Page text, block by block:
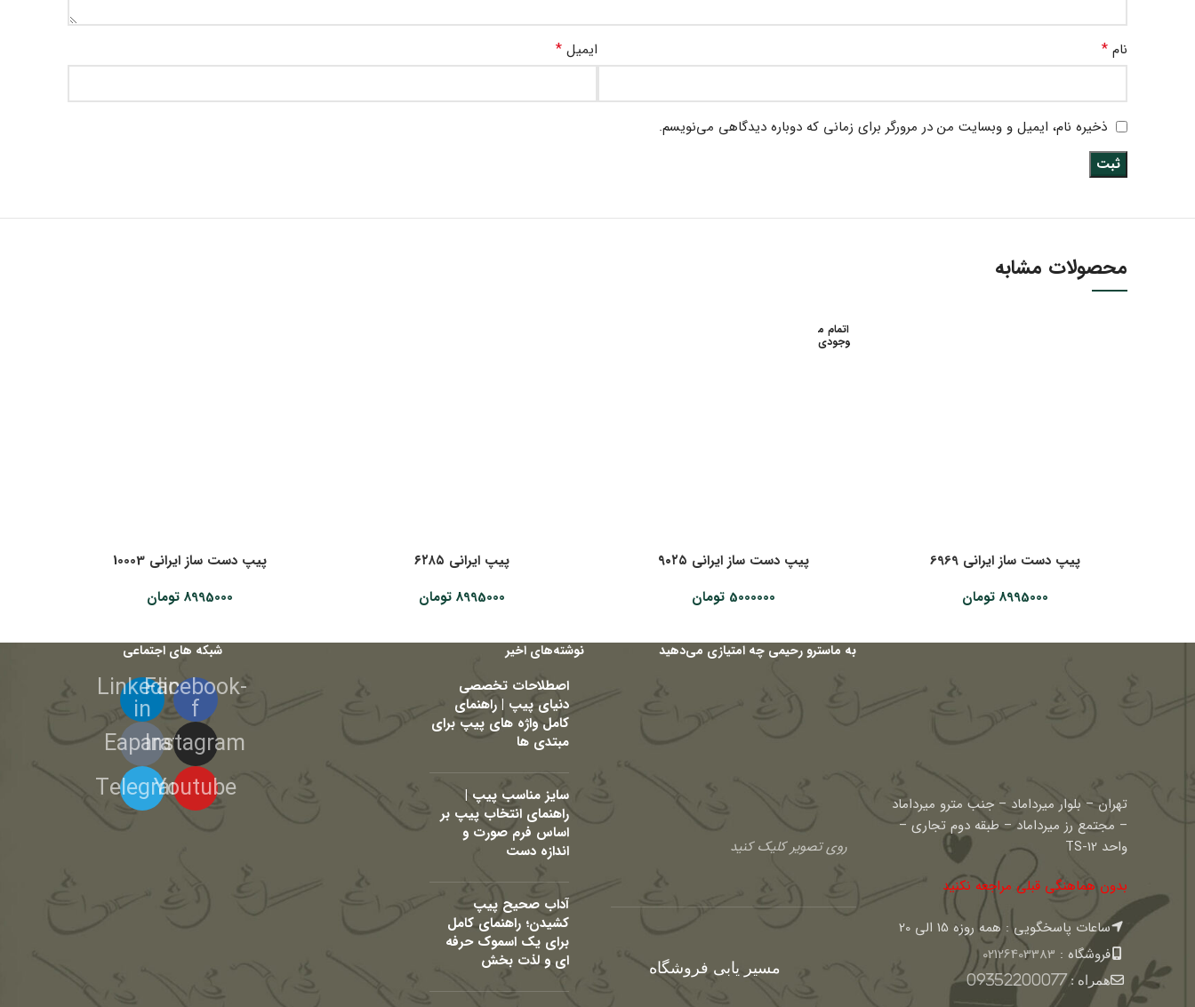
نام * ایمیل *
ذخیره نام، ایمیل و وبسایت من در مرورگر برای زمانی که دوباره دیدگاهی می‌نویسم.
محصولات مشابه
پیپ دست ساز ایرانی 6969
8995000 تومان
اتمام م
وجودی
پیپ دست ساز ایرانی ۹۰۲۵
5000000 تومان
پیپ ایرانی ۶۲۸۵
8995000 تومان
پیپ دست ساز ایرانی 10003
8995000 تومان
تهران – بلوار میرداماد – جنب مترو میرداماد
– مجتمع رز میرداماد – طبقه دوم تجاری –
واحد TS-12
بدون هماهنگی قبلی مراجعه نکنید
ساعات پاسخگویی : همه روزه 15 الی 20
فروشگاه : 02126403383
همراه :09352200077
به ماسترو رحیمی چه امتیازی می‌دهید
روی تصویر کلیک کنید
مسیر یابی فروشگاه
نوشته‌های اخیر
اصطلاحات تخصصی
دنیای پیپ | راهنمای
کامل واژه های پیپ برای
مبتدی ها
سایز مناسب پیپ |
راهنمای انتخاب پیپ بر
اساس فرم صورت و
اندازه دست
آداب صحیح پیپ
کشیدن؛ راهنمای کامل
برای یک اسموک حرفه
ای و لذت بخش
شبکه های اجتماعی
Facebook-
f
Linkedin-
in
Instagram
Eaparat
Youtube
Telegram